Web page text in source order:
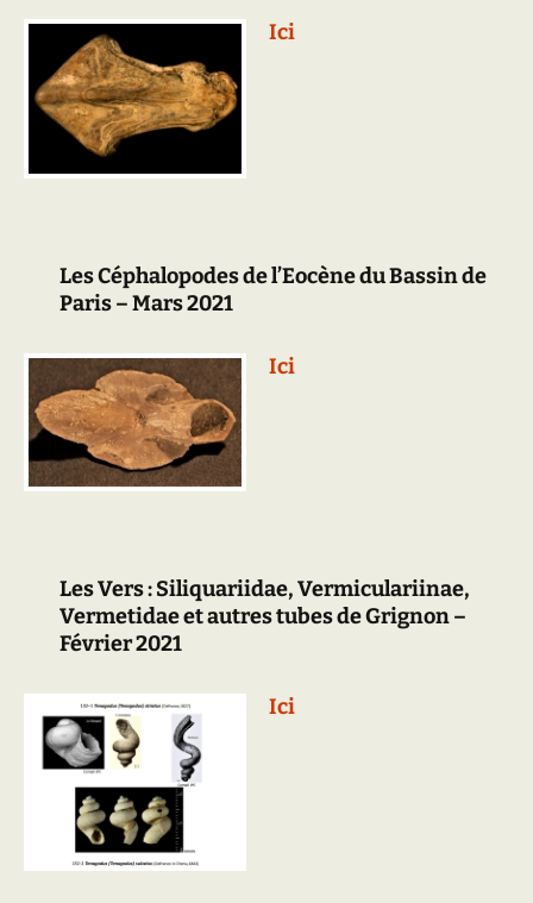
Ici
Les Céphalopodes de l’Eocène du Bassin de
Paris – Mars 2021
Ici
Les Vers : Siliquariidae, Vermiculariinae,
Vermetidae et autres tubes de Grignon –
Février 2021
Ici